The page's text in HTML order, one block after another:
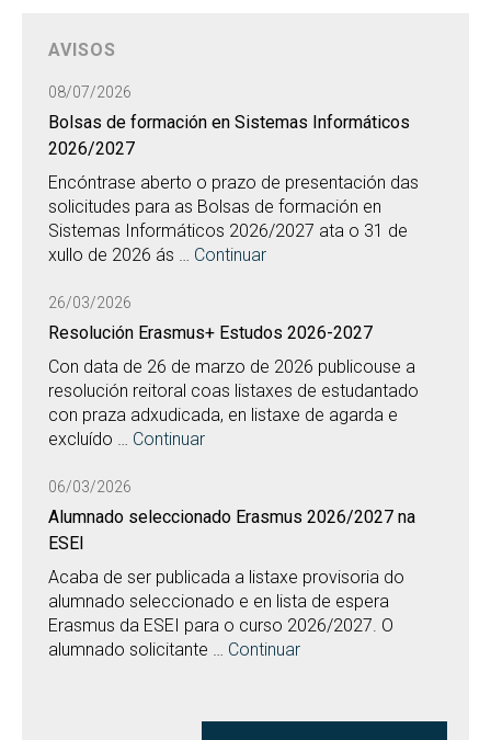
AVISOS
08/07/2026
Bolsas de formación en Sistemas Informáticos
2026/2027
Encóntrase aberto o prazo de presentación das
solicitudes para as Bolsas de formación en
Sistemas Informáticos 2026/2027 ata o 31 de
xullo de 2026 ás … Continuar
26/03/2026
Resolución Erasmus+ Estudos 2026-2027
Con data de 26 de marzo de 2026 publicouse a
resolución reitoral coas listaxes de estudantado
con praza adxudicada, en listaxe de agarda e
excluído … Continuar
06/03/2026
Alumnado seleccionado Erasmus 2026/2027 na
ESEI
Acaba de ser publicada a listaxe provisoria do
alumnado seleccionado e en lista de espera
Erasmus da ESEI para o curso 2026/2027. O
alumnado solicitante … Continuar